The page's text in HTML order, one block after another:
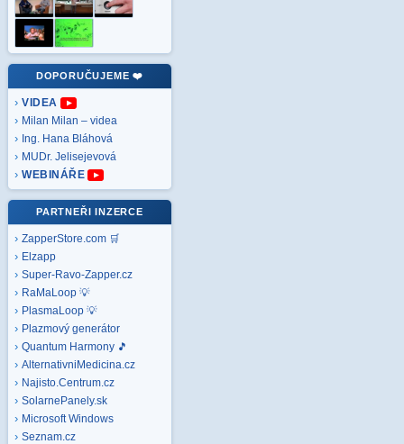
DOPORUČUJEME ❤️
VIDEA
Milan Milan – videa
Ing. Hana Bláhová
MUDr. Jelisejevová
WEBINÁŘE
PARTNEŘI INZERCE
ZapperStore.com 🛒
Elzapp
Super-Ravo-Zapper.cz
RaMaLoop 💡
PlasmaLoop 💡
Plazmový generátor
Quantum Harmony 🎵
AlternativniMedicina.cz
Najisto.Centrum.cz
SolarnePanely.sk
Microsoft Windows
Seznam.cz